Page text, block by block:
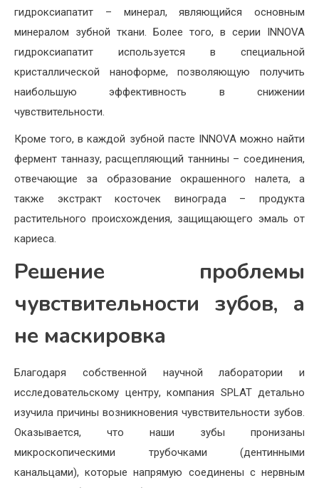
гидроксиапатит – минерал, являющийся основным
минералом зубной ткани. Более того, в серии INNOVA
гидроксиапатит используется в специальной
кристаллической наноформе, позволяющую получить
наибольшую эффективность в снижении
чувствительности.
Кроме того, в каждой зубной пасте INNOVA можно найти
фермент танназу, расщепляющий таннины – соединения,
отвечающие за образование окрашенного налета, а
также экстракт косточек винограда – продукта
растительного происхождения, защищающего эмаль от
кариеса.
Решение проблемы
чувствительности зубов, а
не маскировка
Благодаря собственной научной лаборатории и
исследовательскому центру, компания SPLAT детально
изучила причины возникновения чувствительности зубов.
Оказывается, что наши зубы пронизаны
микроскопическими трубочками (дентинными
канальцами), которые напрямую соединены с нервным